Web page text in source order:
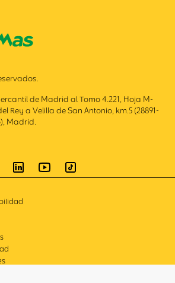
de Madrid al Tomo 4.221, Hoja M-
Rey a Velilla de San Antonio, km.5 (28891-
Madrid.